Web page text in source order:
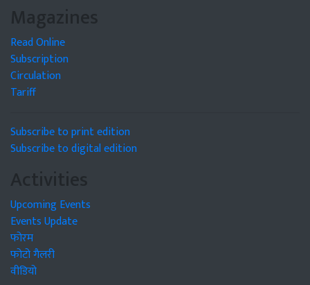
Magazines
Read Online
Subscription
Circulation
Tariff
Subscribe to print edition
Subscribe to digital edition
Activities
Upcoming Events
Events Update
फोरम
फोटो गैलरी
वीडियो